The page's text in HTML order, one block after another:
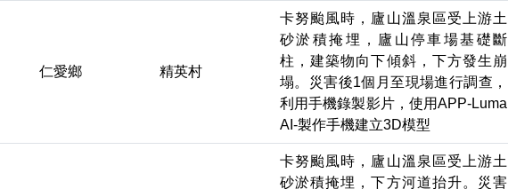
仁愛鄉 精英村
卡努颱風時，廬山溫泉區受上游土
砂淤積掩埋，廬山停車場基礎斷
柱，建築物向下傾斜，下方發生崩
塌。災害後1個月至現場進行調查，
利用手機錄製影片，使用APP-Luma
AI-製作手機建立3D模型
卡努颱風時，廬山溫泉區受上游土
砂淤積掩埋，下方河道抬升。災害